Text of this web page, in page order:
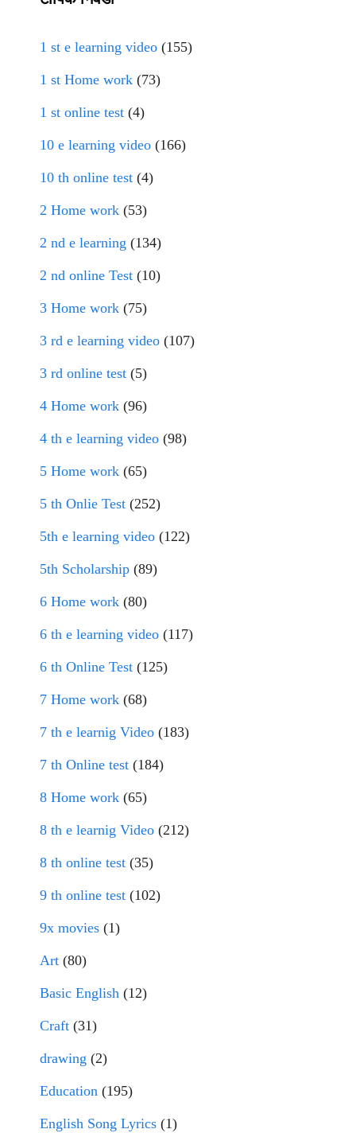
1 st e learning video (155)
1 st Home work (73)
1 st online test (4)
10 e learning video (166)
10 th online test (4)
2 Home work (53)
2 nd e learning (134)
2 nd online Test (10)
3 Home work (75)
3 rd e learning video (107)
3 rd online test (5)
4 Home work (96)
4 th e learning video (98)
5 Home work (65)
5 th Onlie Test (252)
5th e learning video (122)
5th Scholarship (89)
6 Home work (80)
6 th e learning video (117)
6 th Online Test (125)
7 Home work (68)
7 th e learnig Video (183)
7 th Online test (184)
8 Home work (65)
8 th e learnig Video (212)
8 th online test (35)
9 th online test (102)
9x movies (1)
Art (80)
Basic English (12)
Craft (31)
drawing (2)
Education (195)
English Song Lyrics (1)